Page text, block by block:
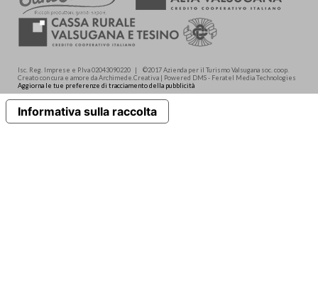
Isc. Reg. Imprese e P.Iva 02043090220 | ©2017 Azienda per il Turismo Valsugana soc. coop.
Creato con cura e amore da Archimede.Creativa | Powered DMS - Feratel Media Technologies
Aggiorna le tue preferenze di tracciamento della pubblicità
Informativa sulla raccolta